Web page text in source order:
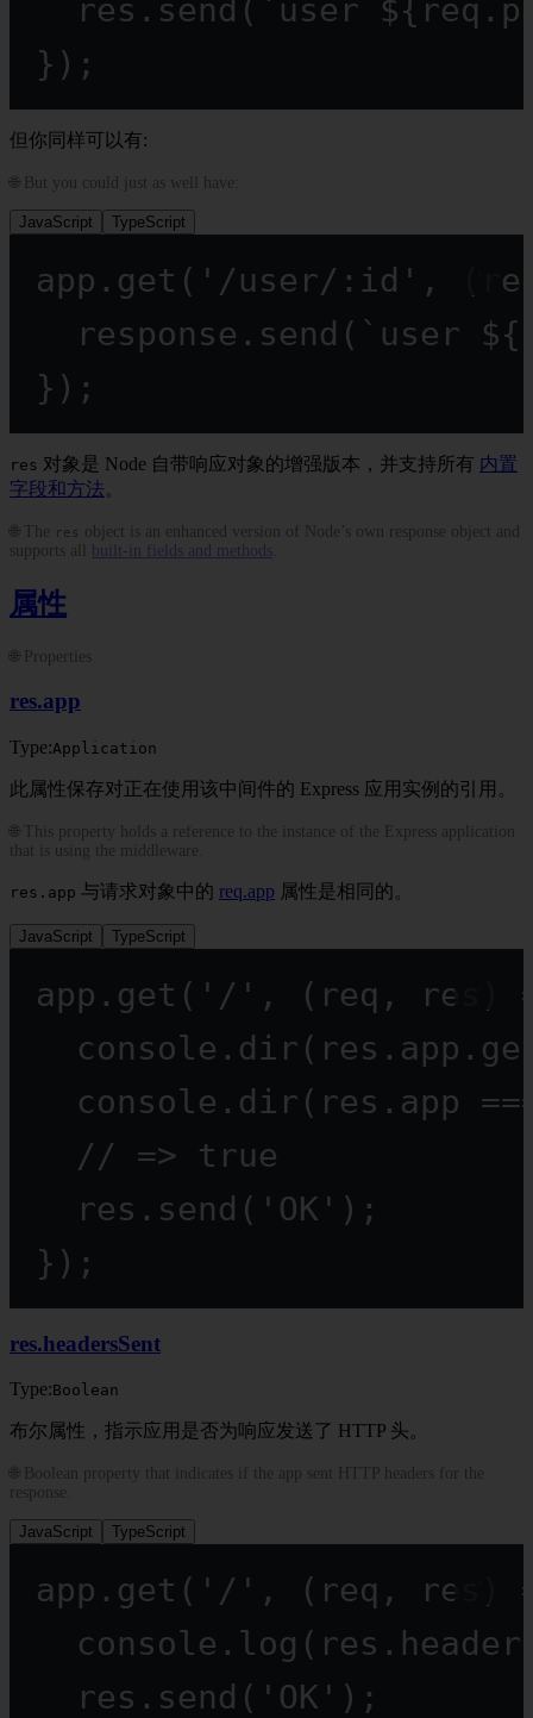
res. send ( `user ${ req .
});
但你同样可以有:
🌐 But you could just as well have:
JavaScript TypeScript
app. get ( '/user/:id' , (
response. send ( `user ${
});
res 对象是 Node 自带响应对象的增强版本，并支持所有 内置
字段和方法。
🌐 The res object is an enhanced version of Node’s own response object and
supports all
built-in fields and methods
属性
🌐 Properties
res.app
Type:Application
此属性保存对正在使用该中间件的 Express 应用实例的引用。
🌐 This property holds a reference to the instance of the Express application
that is using the middleware.
res.app 与请求对象中的 req.app 属性是相同的。
JavaScript TypeScript
app. get ( '/' , ( req , res
console. dir (res.app.
console. dir (res.app
// => true
res. send ( 'OK' );
});
res.headersSent
Type:Boolean
布尔属性，指示应用是否为响应发送了 HTTP 头。
🌐 Boolean property that indicates if the app sent HTTP headers for the
response.
JavaScript TypeScript
app. get ( '/' , ( req , res
console. log
res. send ( 'OK' );